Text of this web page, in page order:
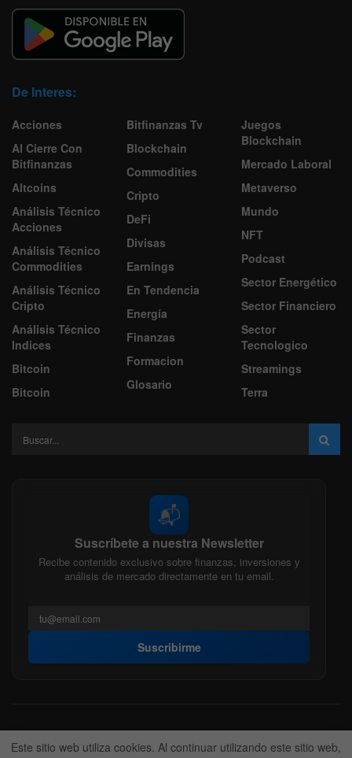
De Interes:
Acciones
Al Cierre Con
Bitfinanzas
Altcoins
Análisis Técnico
Acciones
Análisis Técnico
Commodities
Análisis Técnico
Cripto
Análisis Técnico
Indices
Bitcoin
Bitcoin
Bitfinanzas Tv
Blockchain
Commodities
Cripto
DeFi
Divisas
Earnings
En Tendencia
Energía
Finanzas
Formacion
Glosario
Juegos
Blockchain
Mercado Laboral
Metaverso
Mundo
NFT
Podcast
Sector Energético
Sector Financiero
Sector
Tecnologico
Streamings
Terra
📬
Suscríbete a nuestra Newsletter
Recibe contenido exclusivo sobre finanzas, inversiones y
análisis de mercado directamente en tu email.
Suscribirme
Acerca de nosotros Politica Editorial
Nuestro Equipo
Este sitio web utiliza cookies. Al continuar utilizando este sitio web,